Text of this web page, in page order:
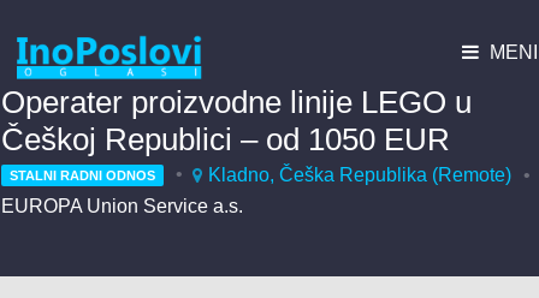
MENI
Operater proizvodne linije LEGO u
Češkoj Republici – od 1050 EUR
STALNI RADNI ODNOS
Kladno, Češka Republika (Remote)
EUROPA Union Service a.s.